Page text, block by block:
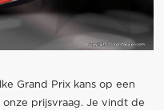
Grand Prix kans op een
prijsvraag. Je vindt de